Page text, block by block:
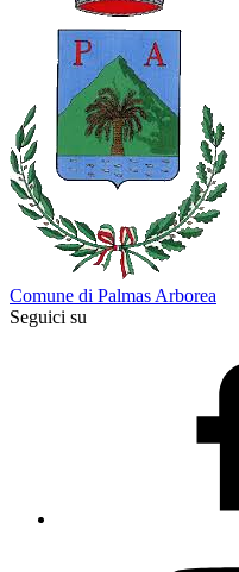
Comune di Palmas Arborea
Seguici su